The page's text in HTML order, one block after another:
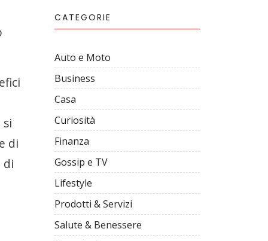
di
di
CATEGORIE
Auto e Moto
Business
Casa
Curiosità
Finanza
Gossip e TV
Lifestyle
Prodotti & Servizi
Salute & Benessere